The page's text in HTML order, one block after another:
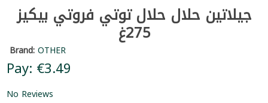
جيلاتين حلال حلال توتي فروتي بيكيز
275غ
Brand:OTHER
Pay: €3.49
No Reviews